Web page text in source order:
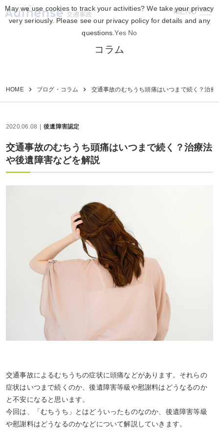
MENU
交通事故
コラム
HOME ブログ・コラム 交通事故のむちうち頭痛はいつまで続く？治療
2020.06.08 後遺障害認定
交通事故のむちうち頭痛はいつまで続く？治療法
や後遺障害などを解説
交通事故によるむちうちの症状に頭痛などがあります。それらの
症状はいつまで続くのか、後遺障害等級や慰謝料はどうなるのか
と不安になると思います。
今回は、「むちうち」とはどういったものなのか、後遺障害等級
や慰謝料はどうなるのかなどについて解説していきます。
May we use cookies to track your activities? We take your privacy
very seriously. Please see our privacy policy for details and any
questions.Yes No